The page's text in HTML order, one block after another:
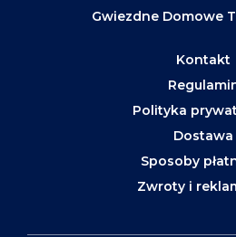
Gwiezdne Domowe
Kontakt
Polityka
Dostawa
Sposoby
Zwroty i